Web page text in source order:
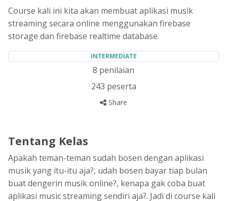
Course kali ini kita akan membuat aplikasi musik
streaming secara online menggunakan firebase
storage dan firebase realtime database.
INTERMEDIATE
8 penilaian
243 peserta
Share
Tentang Kelas
Apakah teman-teman sudah bosen dengan aplikasi
musik yang itu-itu aja?, udah bosen bayar tiap bulan
buat dengerin musik online?, kenapa gak coba buat
aplikasi music streaming sendiri aja?. Jadi di course kali